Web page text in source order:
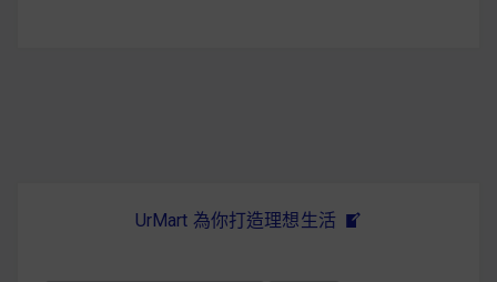
UrMart 為你打造理想生活